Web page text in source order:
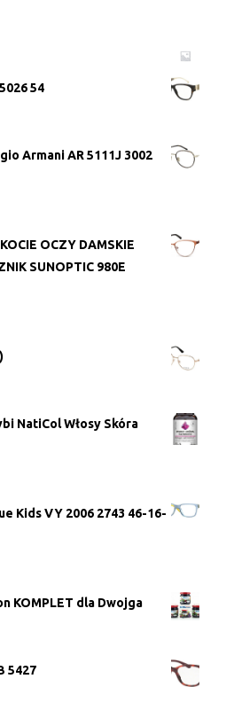
54
Armani AR 5111J 3002
OCZY DAMSKIE
SUNOPTIC 980E
NatiCol Włosy Skóra
Kids VY 2006 2743 46-16-
KOMPLET dla Dwojga
5427